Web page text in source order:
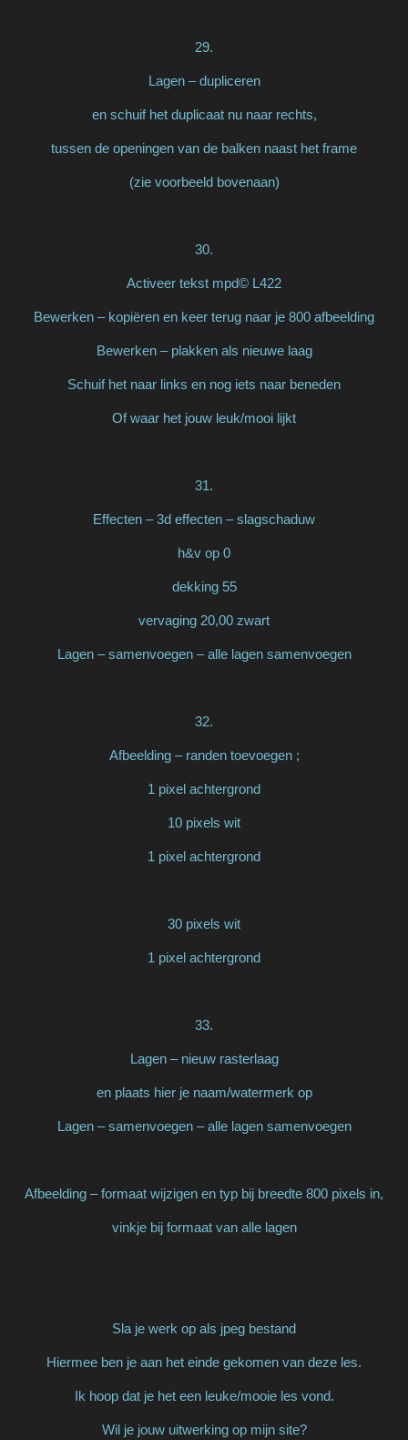
29.
Lagen – dupliceren
en schuif het duplicaat nu naar rechts,
tussen de openingen van de balken naast het frame
(zie voorbeeld bovenaan)
30.
Activeer tekst mpd© L422
Bewerken – kopiëren en keer terug naar je 800 afbeelding
Bewerken – plakken als nieuwe laag
Schuif het naar links en nog iets naar beneden
Of waar het jouw leuk/mooi lijkt
31.
Effecten – 3d effecten – slagschaduw
h&v op 0
dekking 55
vervaging 20,00 zwart
Lagen – samenvoegen – alle lagen samenvoegen
32.
Afbeelding – randen toevoegen ;
1 pixel achtergrond
10 pixels wit
1 pixel achtergrond
30 pixels wit
1 pixel achtergrond
33.
Lagen – nieuw rasterlaag
en plaats hier je naam/watermerk op
Lagen – samenvoegen – alle lagen samenvoegen
Afbeelding – formaat wijzigen en typ bij breedte 800 pixels in,
vinkje bij formaat van alle lagen
Sla je werk op als jpeg bestand
Hiermee ben je aan het einde gekomen van deze les.
Ik hoop dat je het een leuke/mooie les vond.
Wil je jouw uitwerking op mijn site?